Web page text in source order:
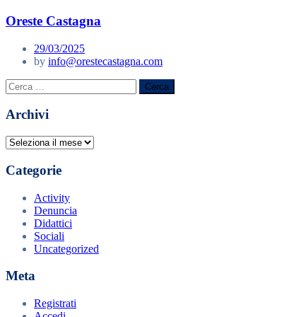
Oreste Castagna
29/03/2025
by info@orestecastagna.com
Ricerca
per:
Archivi
Archivi
Categorie
Activity
Denuncia
Didattici
Sociali
Uncategorized
Meta
Registrati